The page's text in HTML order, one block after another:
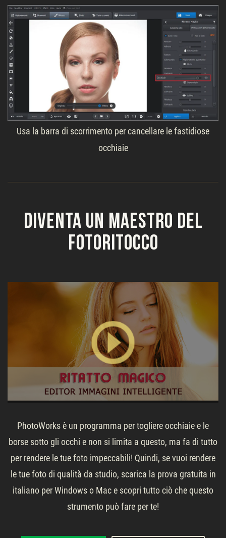
Usa la barra di scorrimento per cancellare le fastidiose
occhiaie
Diventa un maestro del
fotoritocco
PhotoWorks è un programma per togliere occhiaie e le
borse sotto gli occhi e non si limita a questo, ma fa di tutto
per rendere le tue foto impeccabili! Quindi, se vuoi rendere
le tue foto di qualità da studio, scarica la prova gratuita in
italiano per Windows o Mac e scopri tutto ciò che questo
strumento può fare per te!